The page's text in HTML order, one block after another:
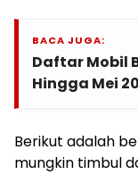
BACA JUGA:
Daftar Mobil
Hingga Mei
Berikut adalah
mungkin timbul